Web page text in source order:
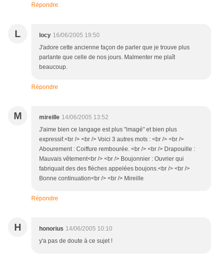
Répondre
L locy 16/06/2005 19:50
J'adore cette ancienne façon de parler que je trouve plus
parlante que celle de nos jours. Malmenter me plaît
beaucoup.
Répondre
M mireille 14/06/2005 13:52
J'aime bien ce langage est plus "imagé" et bien plus
expressif.<br /> <br /> Voici 3 autres mots : <br /> <br />
Abourement : Coiffure rembourée. <br /> <br /> Drapouille :
Mauvais vêtement<br /> <br /> Boujonnier : Ouvrier qui
fabriquait des des flèches appelées boujons.<br /> <br />
Bonne continuation<br /> <br /> Mireille
Répondre
H honorius 14/06/2005 10:10
y'a pas de doute à ce sujet !